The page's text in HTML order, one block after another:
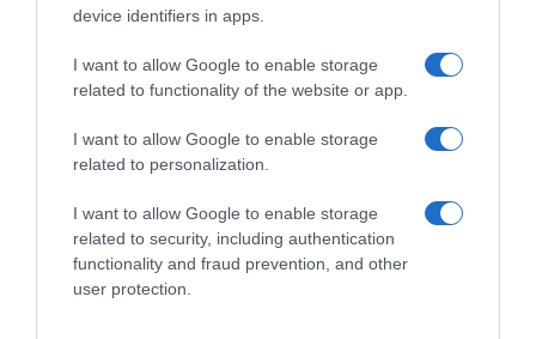
device identifiers in apps.
I want to allow Google to enable storage
related to functionality of the website or app.
I want to allow Google to enable storage
related to personalization.
I want to allow Google to enable storage
related to security, including authentication
functionality and fraud prevention, and other
user protection.
δημιούργησαν τηλεφωνική γραμμή…
παραπόνων για τους θαυμαστές τους
Η τηλεφωνική γραμμή είναι διαθέσιμη 24/7 για να μπορούν